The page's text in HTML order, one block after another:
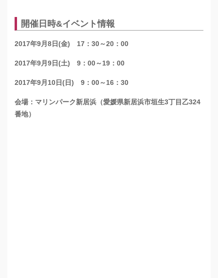
開催日時&イベント情報
2017年9月8日(金) 17：30～20：00
2017年9月9日(土) 9：00～19：00
2017年9月10日(日) 9：00～16：30
会場： マリンパーク新居浜（愛媛県新居浜市垣生3丁目乙324
番地）